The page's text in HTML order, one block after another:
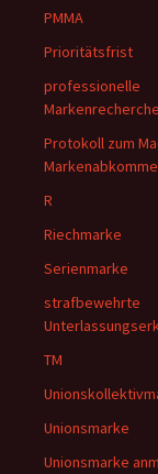
PMMA
Prioritätsfrist
professionelle
Markenrecherche
Protokoll zum
R
Riechmarke
Serienmarke
strafbewehrte
TM
Unionsmarke
Unionsmarke